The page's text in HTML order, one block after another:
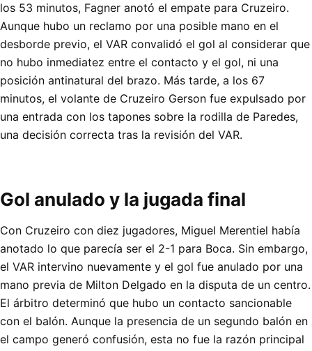
los 53 minutos, Fagner anotó el empate para Cruzeiro.
Aunque hubo un reclamo por una posible mano en el
desborde previo, el VAR convalidó el gol al considerar que
no hubo inmediatez entre el contacto y el gol, ni una
posición antinatural del brazo. Más tarde, a los 67
minutos, el volante de Cruzeiro Gerson fue expulsado por
una entrada con los tapones sobre la rodilla de Paredes,
una decisión correcta tras la revisión del VAR.
Gol anulado y la jugada final
Con Cruzeiro con diez jugadores, Miguel Merentiel había
anotado lo que parecía ser el 2-1 para Boca. Sin embargo,
el VAR intervino nuevamente y el gol fue anulado por una
mano previa de Milton Delgado en la disputa de un centro.
El árbitro determinó que hubo un contacto sancionable
con el balón. Aunque la presencia de un segundo balón en
el campo generó confusión, esta no fue la razón principal